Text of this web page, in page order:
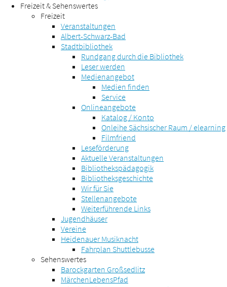
Freizeit & Sehenswertes
Freizeit
Veranstaltungen
Albert-Schwarz-Bad
Stadtbibliothek
Rundgang durch die Bibliothek
Leser werden
Medienangebot
Medien finden
Service
Onlineangebote
Katalog / Konto
Onleihe Sächsischer Raum / elearning
Filmfriend
Leseförderung
Aktuelle Veranstaltungen
Bibliothekspädagogik
Bibliotheksgeschichte
Wir für Sie
Stellenangebote
Weiterführende Links
Jugendhäuser
Vereine
Heidenauer Musiknacht
Fahrplan Shuttlebusse
Sehenswertes
Barockgarten Großsedlitz
MärchenLebensPfad